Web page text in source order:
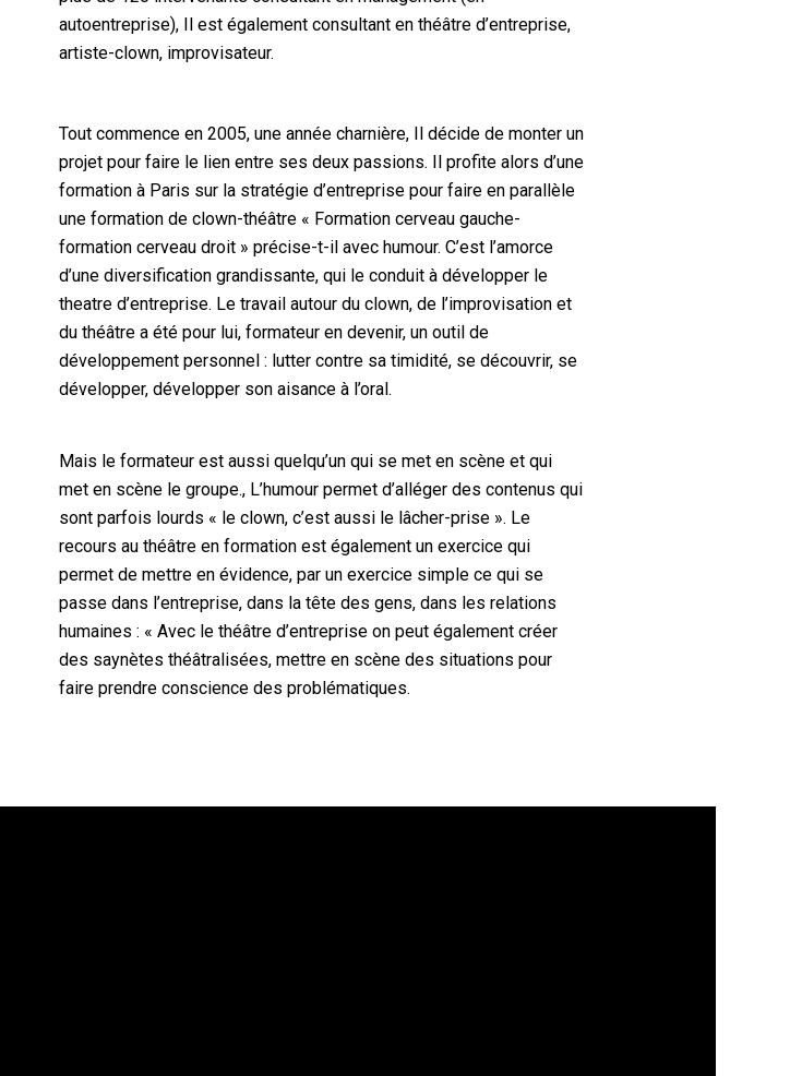
autoentreprise), Il est également consultant en théâtre d’entreprise,
artiste-clown, improvisateur.
Tout commence en 2005, une année charnière, Il décide de monter un
projet pour faire le lien entre ses deux passions. Il profite alors d’une
formation à Paris sur la stratégie d’entreprise pour faire en parallèle
une formation de clown-théâtre « Formation cerveau gauche-
formation cerveau droit » précise-t-il avec humour. C’est l’amorce
d’une diversification grandissante, qui le conduit à développer le
theatre d’entreprise. Le travail autour du clown, de l’improvisation et
du théâtre a été pour lui, formateur en devenir, un outil de
développement personnel : lutter contre sa timidité, se découvrir, se
développer, développer son aisance à l’oral.
Mais le formateur est aussi quelqu’un qui se met en scène et qui
met en scène le groupe., L’humour permet d’alléger des contenus qui
sont parfois lourds « le clown, c’est aussi le lâcher-prise ». Le
recours au théâtre en formation est également un exercice qui
permet de mettre en évidence, par un exercice simple ce qui se
passe dans l’entreprise, dans la tête des gens, dans les relations
humaines : « Avec le théâtre d’entreprise on peut également créer
des saynètes théâtralisées, mettre en scène des situations pour
faire prendre conscience des problématiques.